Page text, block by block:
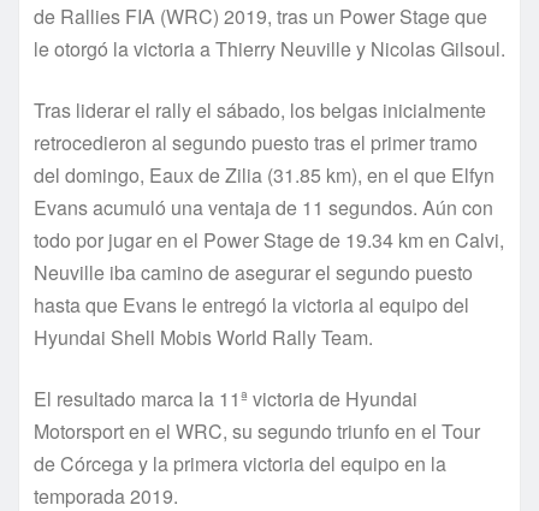
de Rallies FIA (WRC) 2019, tras un Power Stage que
le otorgó la victoria a Thierry Neuville y Nicolas Gilsoul.
Tras liderar el rally el sábado, los belgas inicialmente
retrocedieron al segundo puesto tras el primer tramo
del domingo, Eaux de Zilia (31.85 km), en el que Elfyn
Evans acumuló una ventaja de 11 segundos. Aún con
todo por jugar en el Power Stage de 19.34 km en Calvi,
Neuville iba camino de asegurar el segundo puesto
hasta que Evans le entregó la victoria al equipo del
Hyundai Shell Mobis World Rally Team.
El resultado marca la 11ª victoria de Hyundai
Motorsport en el WRC, su segundo triunfo en el Tour
de Córcega y la primera victoria del equipo en la
temporada 2019.